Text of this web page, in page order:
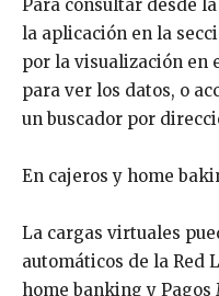
Para consultar desde
la aplicación en la
por la visualización en
para ver los datos, o
un buscador por
En cajeros y home
La cargas virtuales
automáticos de la Red
home banking y Pagos